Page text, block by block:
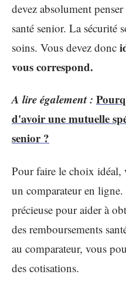
devez absolument
santé senior. La sécurité
soins. Vous devez donc
vous correspond.
A lire également :
d'avoir une mutuelle
senior ?
Pour faire le choix idéal,
un comparateur en
précieuse pour aider à
des remboursements
au comparateur, vous
des cotisations.